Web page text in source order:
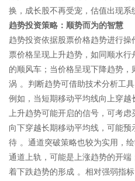
换，成长股不再受宠，估值出现系
趋势投资策略：顺势而为的智慧​
趋势投资依据股票价格趋势进行
票价格呈现上升趋势，如同顺水
的顺风车；当价格呈现下降趋势
涡 。判断趋势可借助技术分析工
例如，当短期移动平均线向上穿
上升趋势可能开启的信号，可考
向下穿越长期移动平均线，可能
待 。通道突破策略也较为实用，
通道上轨，可能是上涨趋势的开
着下跌趋势的形成 。相对强弱指